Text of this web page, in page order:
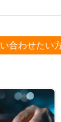
合わせたい